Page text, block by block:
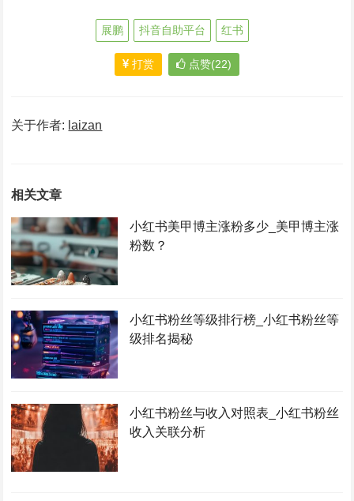
展鹏 抖音自助平台 红书
打赏 点赞(22)
关于作者: laizan
相关文章
小红书美甲博主涨粉多少_美甲博主涨
粉数？
小红书粉丝等级排行榜_小红书粉丝等
级排名揭秘
小红书粉丝与收入对照表_小红书粉丝
收入关联分析